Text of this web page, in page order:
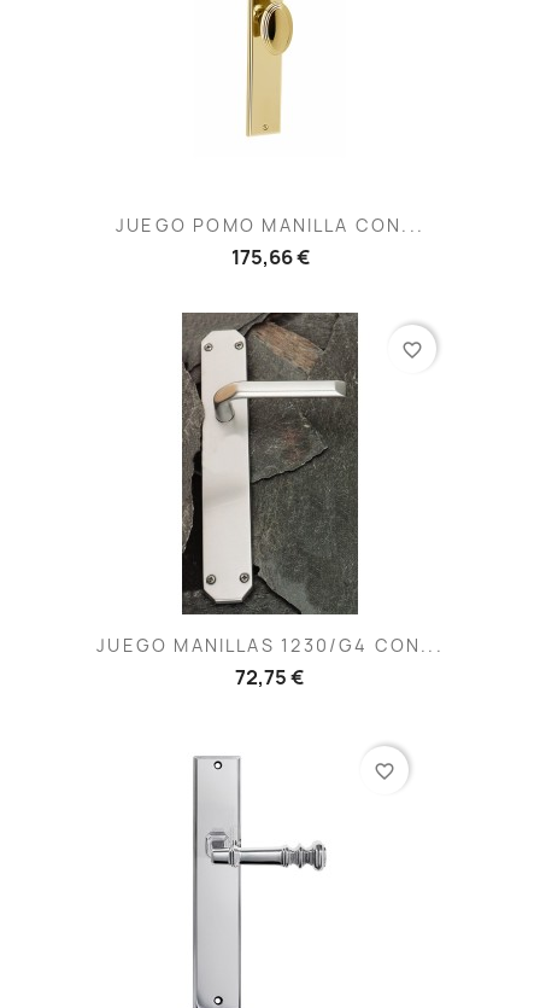
JUEGO POMO MANILLA CON...
175,66 €
JUEGO MANILLAS 1230/G4 CON...
72,75 €
favorite_border
favorite_border